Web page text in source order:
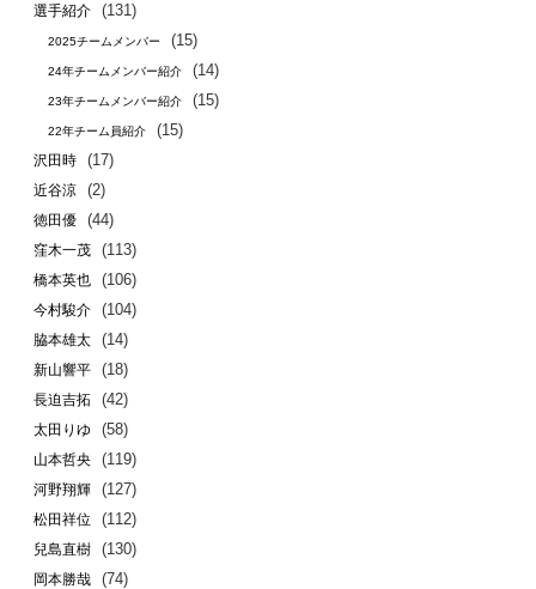
選手紹介 (131)
2025チームメンバー (15)
24年チームメンバー紹介 (14)
23年チームメンバー紹介 (15)
22年チーム員紹介 (15)
沢田時 (17)
近谷涼 (2)
徳田優 (44)
窪木一茂 (113)
橋本英也 (106)
今村駿介 (104)
脇本雄太 (14)
新山響平 (18)
長迫吉拓 (42)
太田りゆ (58)
山本哲央 (119)
河野翔輝 (127)
松田祥位 (112)
兒島直樹 (130)
岡本勝哉 (74)